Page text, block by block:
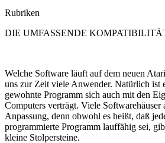
Rubriken
DIE UMFASSENDE
Welche Software läuft auf dem neuen
uns zur Zeit viele Anwender. Natürlich ist
gewohnte Programm sich auch mit den
Computers verträgt. Viele Softwarehäuser
Anpassung, denn obwohl es heißt, daß
programmierte Programm lauffähig sei,
kleine Stolpersteine.